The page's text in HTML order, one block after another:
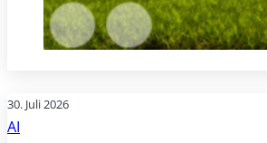
30. Juli 2026
AI